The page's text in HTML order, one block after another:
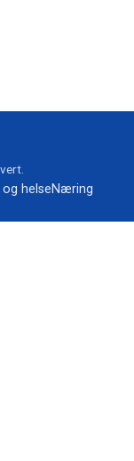
og helseNæring